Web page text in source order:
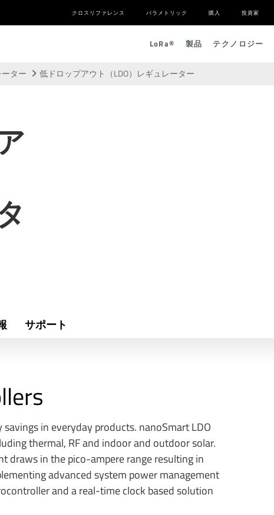
クロスリファレンス パラメトリック 購入 投資家
LoRa® 製品 テクノロジー
ター 低ドロップアウト（LDO）レギュレーター
サポート
in everyday products. nanoSmart LDO
thermal, RF and indoor and outdoor solar.
in the pico-ampere range resulting in
advanced system power management
and a real-time clock based solution